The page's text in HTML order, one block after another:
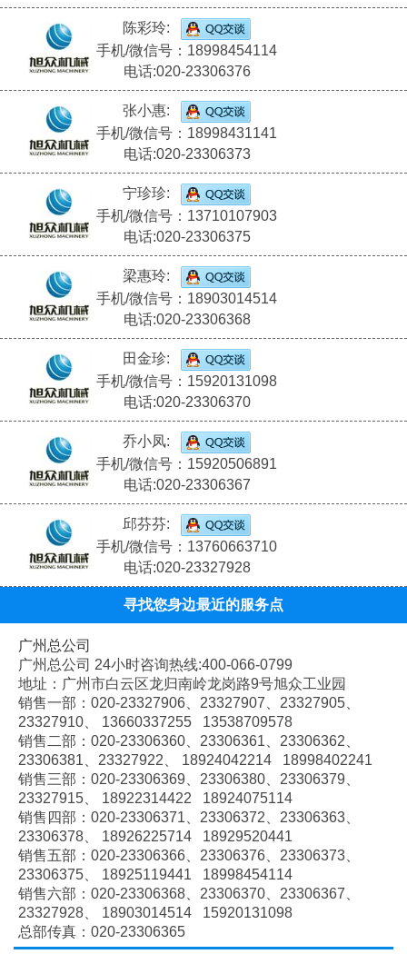
陈彩玲:
手机/微信号：18998454114
电话:020-23306376
张小惠:
手机/微信号：18998431141
电话:020-23306373
宁珍珍:
手机/微信号：13710107903
电话:020-23306375
梁惠玲:
手机/微信号：18903014514
电话:020-23306368
田金珍:
手机/微信号：15920131098
电话:020-23306370
乔小凤:
手机/微信号：15920506891
电话:020-23306367
邱芬芬:
手机/微信号：13760663710
电话:020-23327928
寻找您身边最近的服务点
广州总公司
广州总公司 24小时咨询热线:400-066-0799
地址：广州市白云区龙归南岭龙岗路9号旭众工业园
销售一部：020-23327906、 23327907、 23327905、
23327910、
13660337255 13538709578
销售二部：020-23306360、 23306361、 23306362、
23306381、 23327922、
18924042214 18998402241
销售三部：020-23306369、 23306380、 23306379、
23327915、
18922314422 18924075114
销售四部：020-23306371、 23306372、 23306363、
23306378、
18926225714 18929520441
销售五部：020-23306366、 23306376、 23306373、
23306375、
18925119441 18998454114
销售六部：020-23306368、 23306370、 23306367、
23327928、
18903014514 15920131098
总部传真：020-23306365